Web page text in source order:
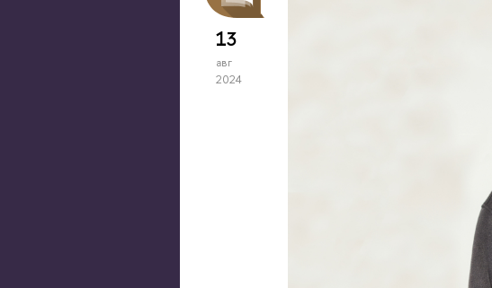
13
авг
2024